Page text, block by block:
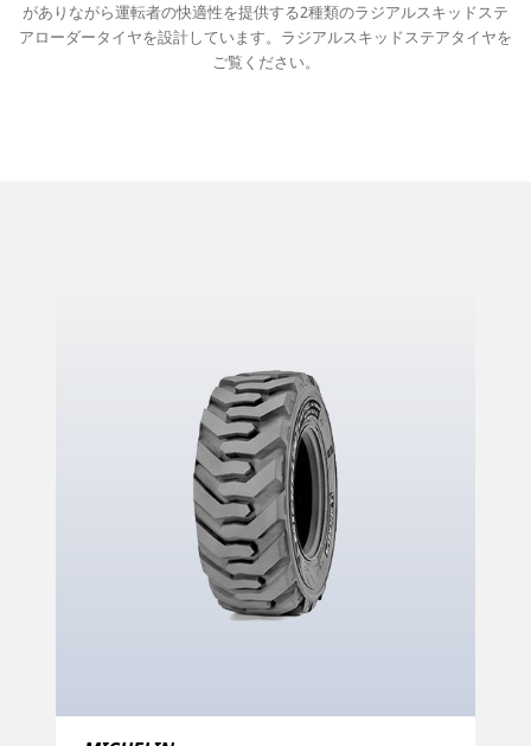
がありながら運転者の快適性を提供する2種類のラジアルスキッドステ
アローダータイヤを設計しています。ラジアルスキッドステアタイヤを
ご覧ください。